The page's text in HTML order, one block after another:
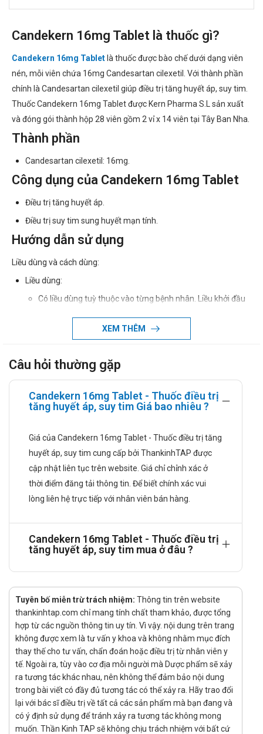
Candekern 16mg Tablet là thuốc gì?
Candekern 16mg Tablet là thuốc được bào chế dưới dạng viên
nén, mỗi viên chứa 16mg Candesartan cilexetil. Với thành phần
chính là Candesartan cilexetil giúp điều trị tăng huyết áp, suy tim.
Thuốc Candekern 16mg Tablet được Kern Pharma S.L sản xuất
và đóng gói thành hộp 28 viên gồm 2 vỉ x 14 viên tại Tây Ban Nha.
Thành phần
Candesartan cilexetil: 16mg.
Công dụng của Candekern 16mg Tablet
Điều trị tăng huyết áp.
Điều trị suy tim sung huyết mạn tính.
Hướng dẫn sử dụng
Liều dùng và cách dùng:
Liều dùng:
Có liều dùng tuỳ thuộc vào từng bệnh nhân. Liều khởi đầu
nhân không bị giảm thể tích dịch. Có thể dùng 1 hoặc 2
Liều cao hơn không cho hiệu quả cao hơn, và có ít kinh
nghiệm đối với những liều như vậy. Hầu hết tác động
chống tăng huyết áp xuất hiện trong vòng 2 tuần, và hiệu
quả giảm, huyết áp cao nhất đạt được trong vòng 4 đến 6
Nếu việc sử dụng riêng lẻ không kiểm soát được huyết áp,
có thể dùng thêm thuốc lợi tiểu.
thuốc có thể được dùng phối hợp với các thuốc trị tăng
huyết áp khác.
Bệnh nhân suy gan: Ở bệnh nhân suy gan trung bình, cần
phải cân nhắc sử dụng thuốc với liều khởi đầu thấp hơn.
Không cần điều chỉnh liều khởi đầu ở bệnh nhân suy gan
nhẹ.
Bệnh nhân giảm thể tích dịch: Đối với bệnh nhân có nguy
cơ giảm thể tích nội mạch (như bệnh nhân đang điều trị
bằng thuốc lợi tiểu, đặc biệt khi những bệnh nhân này bị
suy thận), cần phải cân nhắc điều trị khởi đầu với
Candesarkern ở liều thấp hơn.
Cách dùng:
Thuốc dùng đường uống.
Chống chỉ định
Candekern 16mg Tablet chống chỉ định dùng trong trường
hợp sau:
XEM THÊM
Câu hỏi thường gặp
Candekern 16mg Tablet - Thuốc điều trị
tăng huyết áp, suy tim Giá bao nhiêu ?
Giá của Candekern 16mg Tablet - Thuốc điều trị tăng
huyết áp, suy tim cung cấp bởi ThankinhTAP được
cập nhật liên tục trên website. Giá chỉ chỉnh xác ở
thời điểm đăng tải thông tin. Để biết chính xác vui
lòng liên hệ trực tiếp với nhân viên bán hàng.
Candekern 16mg Tablet - Thuốc điều trị
tăng huyết áp, suy tim mua ở đâu ?
Tuyên bố miễn trừ trách nhiệm: Thông tin trên website
thankinhtap.com chỉ mang tính chất tham khảo, được tổng
hợp từ các nguồn thông tin uy tín. Vì vậy. nội dung trên trang
không được xem là tư vấn y khoa và không nhằm mục đích
thay thế cho tư vấn, chẩn đoán hoặc điều trị từ nhân viên y
tế. Ngoài ra, tùy vào cơ địa mỗi người mà Dược phẩm sẽ xảy
ra tương tác khác nhau, nên không thể đảm bảo nội dung
trong bài viết có đầy đủ tương tác có thể xảy ra. Hãy trao đổi
lại với bác sĩ điều trị về tất cả các sản phẩm mà bạn đang và
có ý định sử dụng để tránh xảy ra tương tác không mong
muốn. Thần Kinh TAP sẽ không chịu trách nhiệm với bất cứ